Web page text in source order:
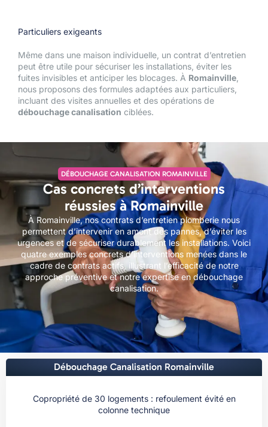
Particuliers exigeants
Même dans une maison individuelle, un contrat d’entretien
peut être utile pour sécuriser les installations, éviter les
fuites invisibles et anticiper les blocages. À Romainville
nous proposons des formules adaptées aux particuliers,
incluant des visites annuelles et des opérations de
débouchage canalisation ciblées.
DÉBOUCHAGE CANALISATION ROMAINVILLE
Cas concrets d’interventions
réussies à Romainville
À Romainville, nos contrats d’entretien plomberie nous
permettent d’intervenir en amont des pannes, d’éviter les
urgences et de sécuriser durablement les installations. Voici
quatre exemples concrets d’interventions menées dans le
cadre de contrats actifs, illustrant l’efficacité de notre
approche préventive et notre expertise en débouchage
canalisation.
Débouchage Canalisation Romainville
Copropriété de 30 logements : refoulement évité en
colonne technique